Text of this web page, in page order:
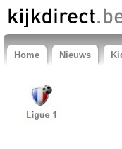
Home Nieuws